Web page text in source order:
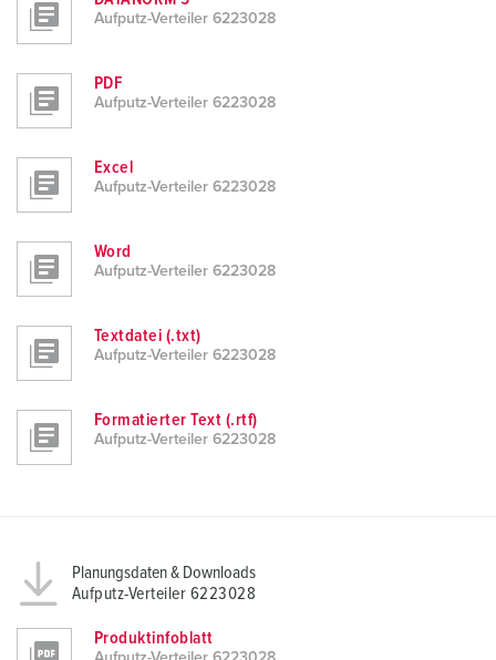
Aufputz-Verteiler 6223028
PDF
Aufputz-Verteiler 6223028
Excel
Aufputz-Verteiler 6223028
Word
Aufputz-Verteiler 6223028
Textdatei (.txt)
Aufputz-Verteiler 6223028
Formatierter Text (.rtf)
Aufputz-Verteiler 6223028
Planungsdaten & Downloads
Aufputz-Verteiler 6223028
Produktinfoblatt